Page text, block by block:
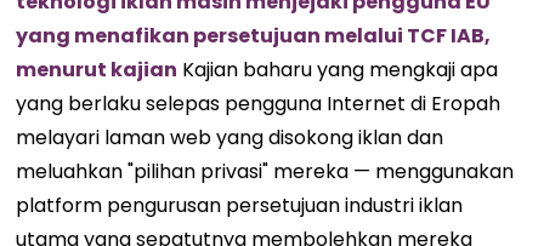
yang menafikan persetujuan melalui TCF IAB,
menurut kajian Kajian baharu yang mengkaji apa
yang berlaku selepas pengguna Internet di Eropah
melayari laman web yang disokong iklan dan
meluahkan "pilihan privasi" mereka — menggunakan
platform pengurusan persetujuan industri iklan
utama yang sepatutnya membolehkan mereka